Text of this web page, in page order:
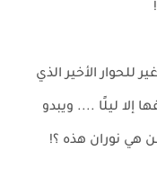
للحوار الأخير الذي
إلا ليلًا .... ويبدو
هي نوران هذه ؟!